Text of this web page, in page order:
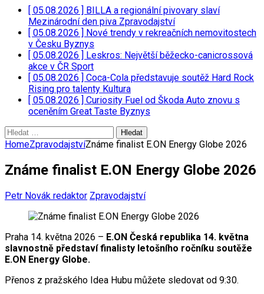
[ 05.08.2026 ] BILLA a regionální pivovary slaví
Mezinárodní den piva Zpravodajství
[ 05.08.2026 ] Nové trendy v rekreačních nemovitostech
v Česku Byznys
[ 05.08.2026 ] Leskros: Největší běžecko-canicrossová
akce v ČR Sport
[ 05.08.2026 ] Coca-Cola představuje soutěž Hard Rock
Rising pro talenty Kultura
[ 05.08.2026 ] Curiosity Fuel od Škoda Auto znovu s
oceněním Great Taste Byznys
Vyhledávání
HomeZpravodajstvíZnáme finalist E.ON Energy Globe 2026
Známe finalist E.ON Energy Globe 2026
Petr Novák redaktor Zpravodajství
Praha 14. května 2026 – E.ON Česká republika 14. května
slavnostně představí finalisty letošního ročníku soutěže
E.ON Energy Globe.
Přenos z pražského Idea Hubu můžete sledovat od 9:30.